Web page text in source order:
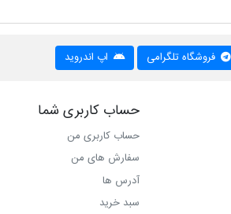
فروشگاه تلگرامی اپ اندروید
حساب کاربری شما
حساب کاربری من
سفارش های من‎
آدرس ها
سبد خرید